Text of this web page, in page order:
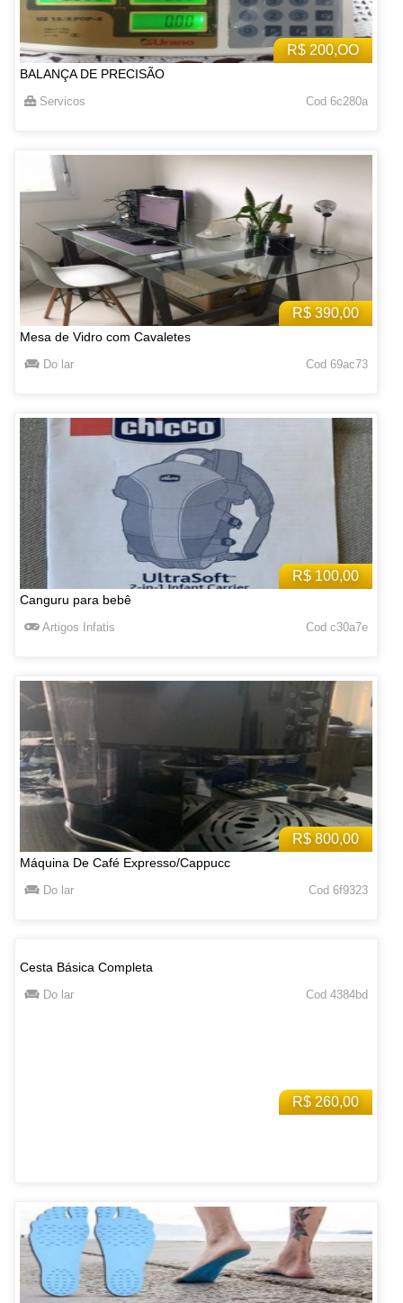
R$ 200,OO
BALANÇA DE PRECISÃO
Servicos Cod 6c280a
R$ 390,00
Mesa de Vidro com Cavaletes
Do lar Cod 69ac73
R$ 100,00
Canguru para bebê
Artigos Infatis Cod c30a7e
R$ 800,00
Máquina De Café Expresso/Cappucc
Do lar Cod 6f9323
R$ 260,00
Cesta Básica Completa
Do lar Cod 4384bd